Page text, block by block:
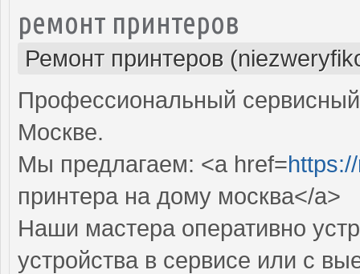
ремонт принтеров
Ремонт принтеров
Профессиональный
Москве.
Мы предлагаем: <a href=
принтера на дому москва</a>
Наши мастера оперативно
устройства в сервисе или с